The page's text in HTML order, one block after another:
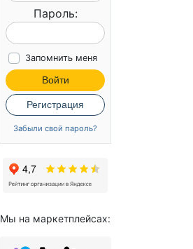
Пароль:
Запомнить меня
Войти
Регистрация
Забыли свой пароль?
Мы на маркетплейсах: